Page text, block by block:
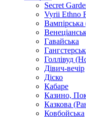
Secret
Vyrii Ethno
Гавайська
Голлівуд
Дівич-вечір
Діско
Кабаре
Казино,
Казкова
Ковбойська